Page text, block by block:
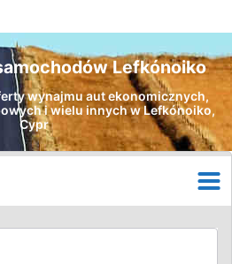
Lefkónoiko
wynajmu aut ekonomicznych,
i wielu innych w Lefkónoiko,
Cypr